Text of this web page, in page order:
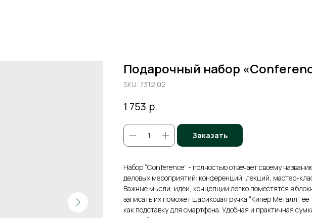
Подарочный набор
SKU: 7312.02
1 753 р.
Заказать
Набор “Conference” - полностью отвечает своему
деловых мероприятий: конференций, лекций, мастер-
Важные мысли, идеи, концепции легко поместятся в
записать их поможет шариковая ручка “Кипер Металл”,
как подставку для смартфона. Удобная и практичная